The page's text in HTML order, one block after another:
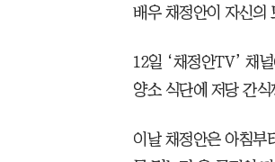
배우 채정안이 자신의
12일 ‘채정안TV’ 채
양소 식단에 저당 간
이날 채정안은 아침부